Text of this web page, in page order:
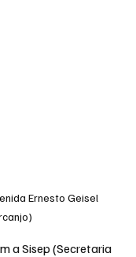
Ernesto Geisel
a Sisep (Secretaria